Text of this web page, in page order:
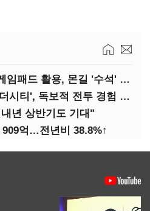
(지스타2025)넷마블 게임패드 활용, 몬길 '수석' 7대죄 '차석'
(지스타2025)엔씨 '신더시티', 독보적 전투 경험 필요
년 상반기도 기대"
억…전년비 38.8%↑